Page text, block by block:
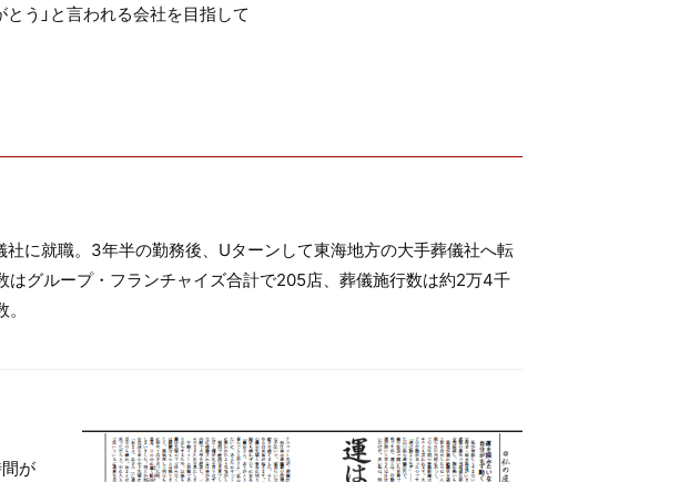
う」と言われる会社を目指して
に就職。3年半の勤務後、Uターンして東海地方の大手葬儀社へ転
グループ・フランチャイズ合計で205店、葬儀施行数は約2万4千
が